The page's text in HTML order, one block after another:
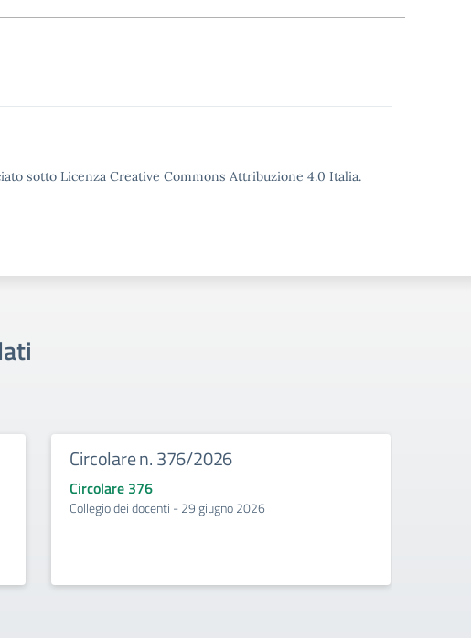
sotto Licenza Creative Commons Attribuzione 4.0 Italia.
Circolare n. 376/2026
Circolare 376
Collegio dei docenti - 29 giugno 2026